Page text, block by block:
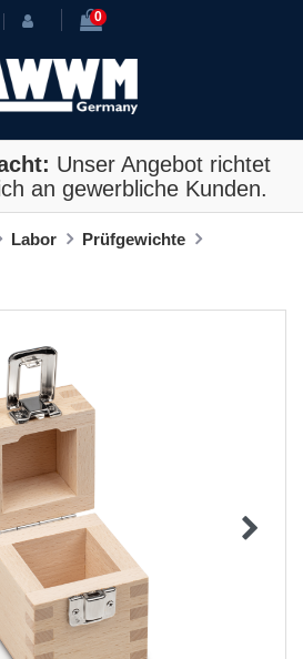
0
Unser Angebot richtet
an gewerbliche Kunden.
Labor
Prüfgewichte